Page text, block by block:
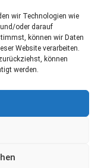
wir Technologien wie
oder darauf
können wir Daten
Website verarbeiten.
können
werden.